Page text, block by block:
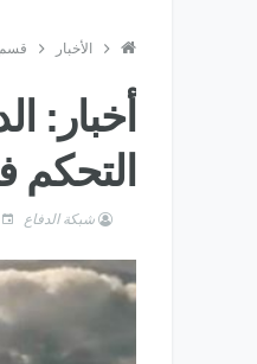
الأخبار قسم
التحكم
شبكة الدفاع